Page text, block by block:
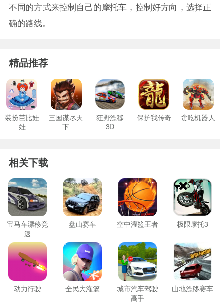
不同的方式来控制自己的摩托车，控制好方向，选择正
确的路线。
精品推荐
装扮芭比娃
娃
三国谋尽天
下
狂野漂移
3D
保护我传奇 贪吃机器人
相关下载
宝马车漂移竞
速
盘山赛车 空中灌篮王者 极限摩托3
动力行驶 全民大灌篮
城市汽车驾驶
高手
山地漂移赛车